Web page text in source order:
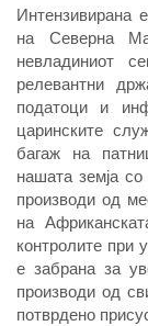
Интензивирана
на Северна
невладиниот
релевантни
податоци и
царинските
багаж на
нашата земја
производи од
на
контролите при
е забрана за
производи од
потврдено